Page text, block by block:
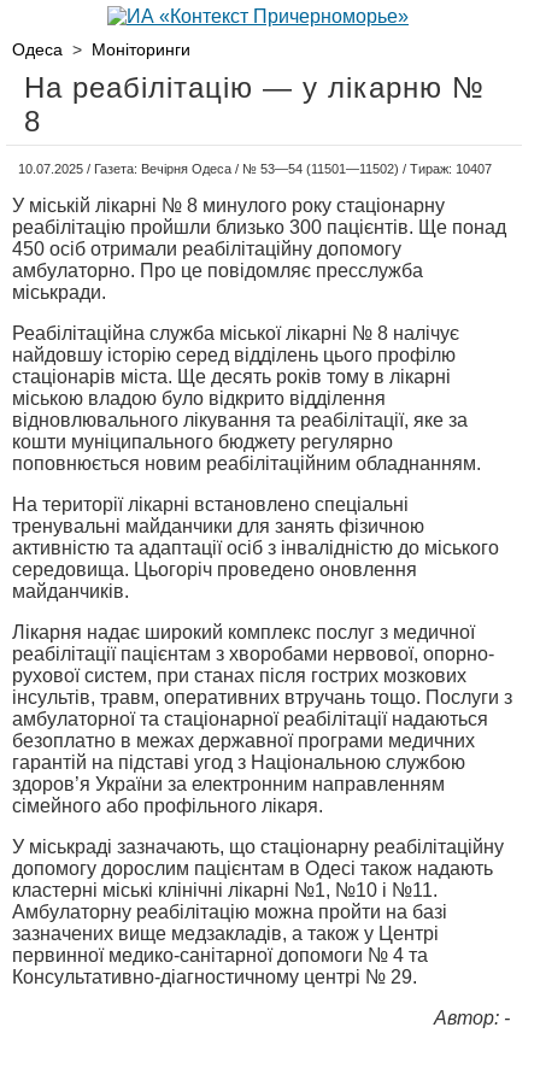
Одеса > Моніторинги
На реабілітацію — у лікарню №
8
10.07.2025 / Газета: Вечірня Одеса / № 53—54 (11501—11502) / Тираж: 10407
У міській лікарні № 8 минулого року стаціонарну
реабілітацію пройшли близько 300 пацієнтів. Ще понад
450 осіб отримали реабілітаційну допомогу
амбулаторно. Про це повідомляє пресслужба
міськради.
Реабілітаційна служба міської лікарні № 8 налічує
найдовшу історію серед відділень цього профілю
стаціонарів міста. Ще десять років тому в лікарні
міською владою було відкрито відділення
відновлювального лікування та реабілітації, яке за
кошти муніципального бюджету регулярно
поповнюється новим реабілітаційним обладнанням.
На території лікарні встановлено спеціальні
тренувальні майданчики для занять фізичною
активністю та адаптації осіб з інвалідністю до міського
середовища. Цьогоріч проведено оновлення
майданчиків.
Лікарня надає широкий комплекс послуг з медичної
реабілітації пацієнтам з хворобами нервової, опорно-
рухової систем, при станах після гострих мозкових
інсультів, травм, оперативних втручань тощо. Послуги з
амбулаторної та стаціонарної реабілітації надаються
безоплатно в межах державної програми медичних
гарантій на підставі угод з Національною службою
здоров’я України за електронним направленням
сімейного або профільного лікаря.
У міськраді зазначають, що стаціонарну реабілітаційну
допомогу дорослим пацієнтам в Одесі також надають
кластерні міські клінічні лікарні №1, №10 і №11.
Амбулаторну реабілітацію можна пройти на базі
зазначених вище медзакладів, а також у Центрі
первинної медико-санітарної допомоги № 4 та
Консультативно-діагностичному центрі № 29.
Автор: -